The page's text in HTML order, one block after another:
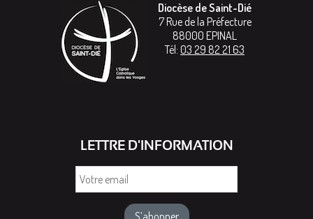
Diocèse de Saint-Dié
7 Rue de la Préfecture
88000 EPINAL
Tél: 03 29 82 21 63
LETTRE D'INFORMATION